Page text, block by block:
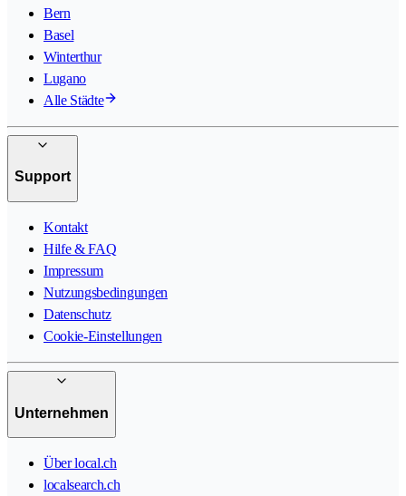
Bern
Basel
Winterthur
Lugano
Alle Städte
Support
Kontakt
Hilfe & FAQ
Impressum
Nutzungsbedingungen
Datenschutz
Cookie-Einstellungen
Unternehmen
Über local.ch
localsearch.ch